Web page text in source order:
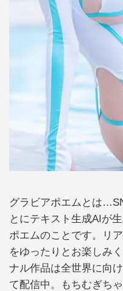
グラビアポエムとは
とにテキスト生成AIが
ポエムのことです。リ
をゆったりとお楽しみ
ナル作品は全世界に向
て配信中。もちむぎち